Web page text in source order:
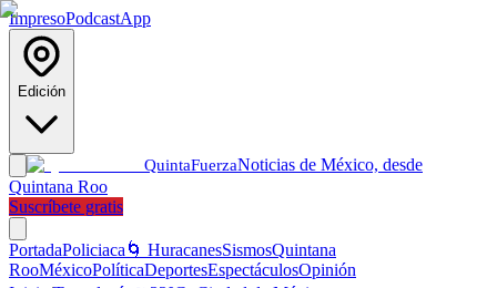
ImpresoPodcastApp
Edición
QuintaFuerzaNoticias de México, desde
Quintana Roo
Suscríbete gratis
PortadaPoliciaca 🌀 HuracanesSismosQuintana
RooMéxicoPolíticaDeportesEspectáculosOpinión